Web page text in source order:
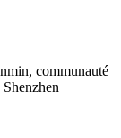
communauté